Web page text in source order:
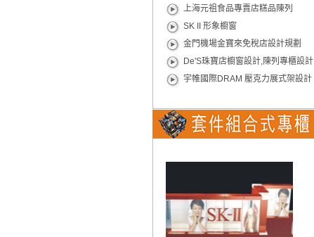
上海元祖食品專賣店糕品陳列
SK II 形象櫥窗
金門機場金寶來免稅店設計規劃
De'S珠寶店櫥窗設計,陳列專櫃設計
宇帷國際DRAM 壓克力展式架設計